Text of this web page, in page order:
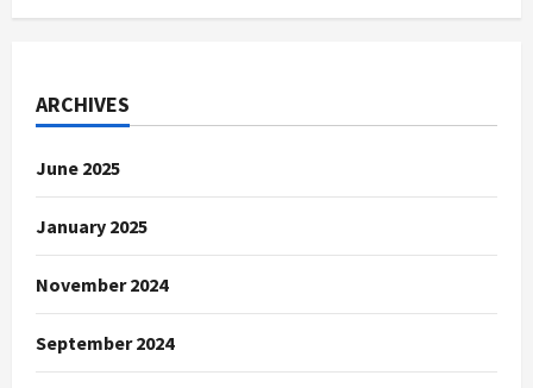
ARCHIVES
June 2025
January 2025
November 2024
September 2024